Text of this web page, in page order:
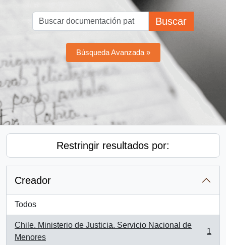
Buscar
Búsqueda Avanzada »
Restringir resultados por:
Creador
Todos
Chile. Ministerio de Justicia. Servicio Nacional de
Menores
, 1 resultados
1